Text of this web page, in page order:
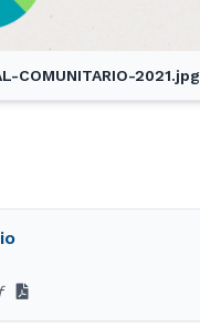
COMUNITARIO-2021.jpg